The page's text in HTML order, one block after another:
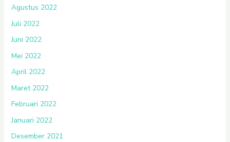
Agustus 2022
Juli 2022
Juni 2022
Mei 2022
April 2022
Maret 2022
Februari 2022
Januari 2022
Desember 2021